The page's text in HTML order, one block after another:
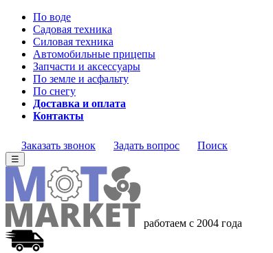
По воде
Садовая техника
Силовая техника
Автомобильные прицепы
Запчасти и аксессуары
По земле и асфальту
По снегу
Доставка и оплата
Контакты
Заказать звонок Задать вопрос Поиск
☰
работаем с 2004 года